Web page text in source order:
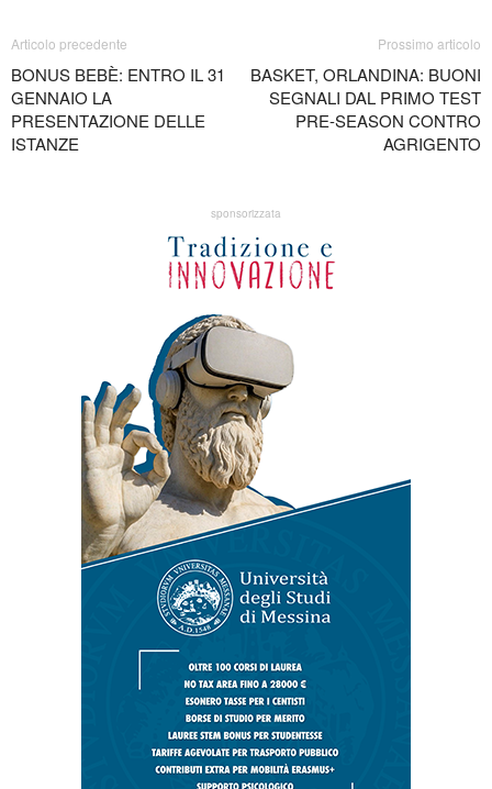
Articolo precedente
BONUS BEBÈ: ENTRO IL 31
GENNAIO LA
PRESENTAZIONE DELLE
ISTANZE
Prossimo articolo
BASKET, ORLANDINA: BUONI
SEGNALI DAL PRIMO TEST
PRE-SEASON CONTRO
AGRIGENTO
sponsorizzata